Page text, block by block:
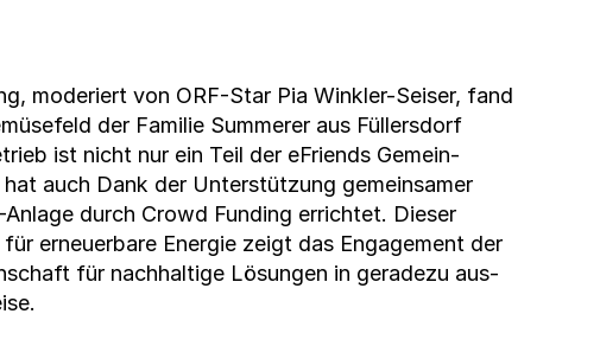
mod­eriert von ORF-Star Pia Win­kler-Seis­er, fand
der Fam­i­lie Sum­mer­er aus Füllers­dorf
ist nicht nur ein Teil der eFriends Gemein­
auch Dank der Unter­stützung gemein­samer
Anlage durch Crowd Fund­ing errichtet. Dieser
erneuer­bare Energie zeigt das Engage­ment der
für nach­haltige Lösun­gen in ger­adezu aus­